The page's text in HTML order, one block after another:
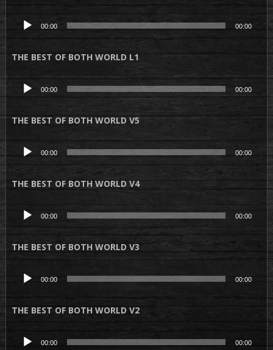
Lecteur
00:00 00:00
THE BEST OF BOTH WORLD L1
Lecteur
00:00 00:00
THE BEST OF BOTH WORLD V5
Lecteur
00:00 00:00
THE BEST OF BOTH WORLD V4
Lecteur
00:00 00:00
THE BEST OF BOTH WORLD V3
Lecteur
00:00 00:00
THE BEST OF BOTH WORLD V2
Lecteur
00:00 00:00